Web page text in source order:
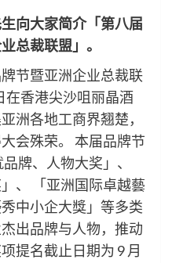
向大家简介「第八届
总裁联盟」。
节暨亚洲企业总裁联
在香港尖沙咀丽晶酒
洲各地工商界翘楚，
会殊荣。 本届品牌节
牌、人物大奖」、
、 「亚洲国际卓越藝
中小企大獎」等多类
出品牌与人物，推动
提名截止日期为 9 月